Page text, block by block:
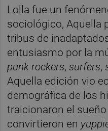
Lolla fue un
sociológico, Aquella
tribus de
entusiasmo por la
punk rockers,surfers,
Aquella edición vio
demográfica de los
traicionaron el
convirtieron en